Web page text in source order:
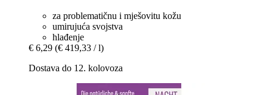
za problematičnu i mješovitu kožu
umirujuća svojstva
hlađenje
€ 6,29 (€ 419,33 / l)
Dostava do 12. kolovoza